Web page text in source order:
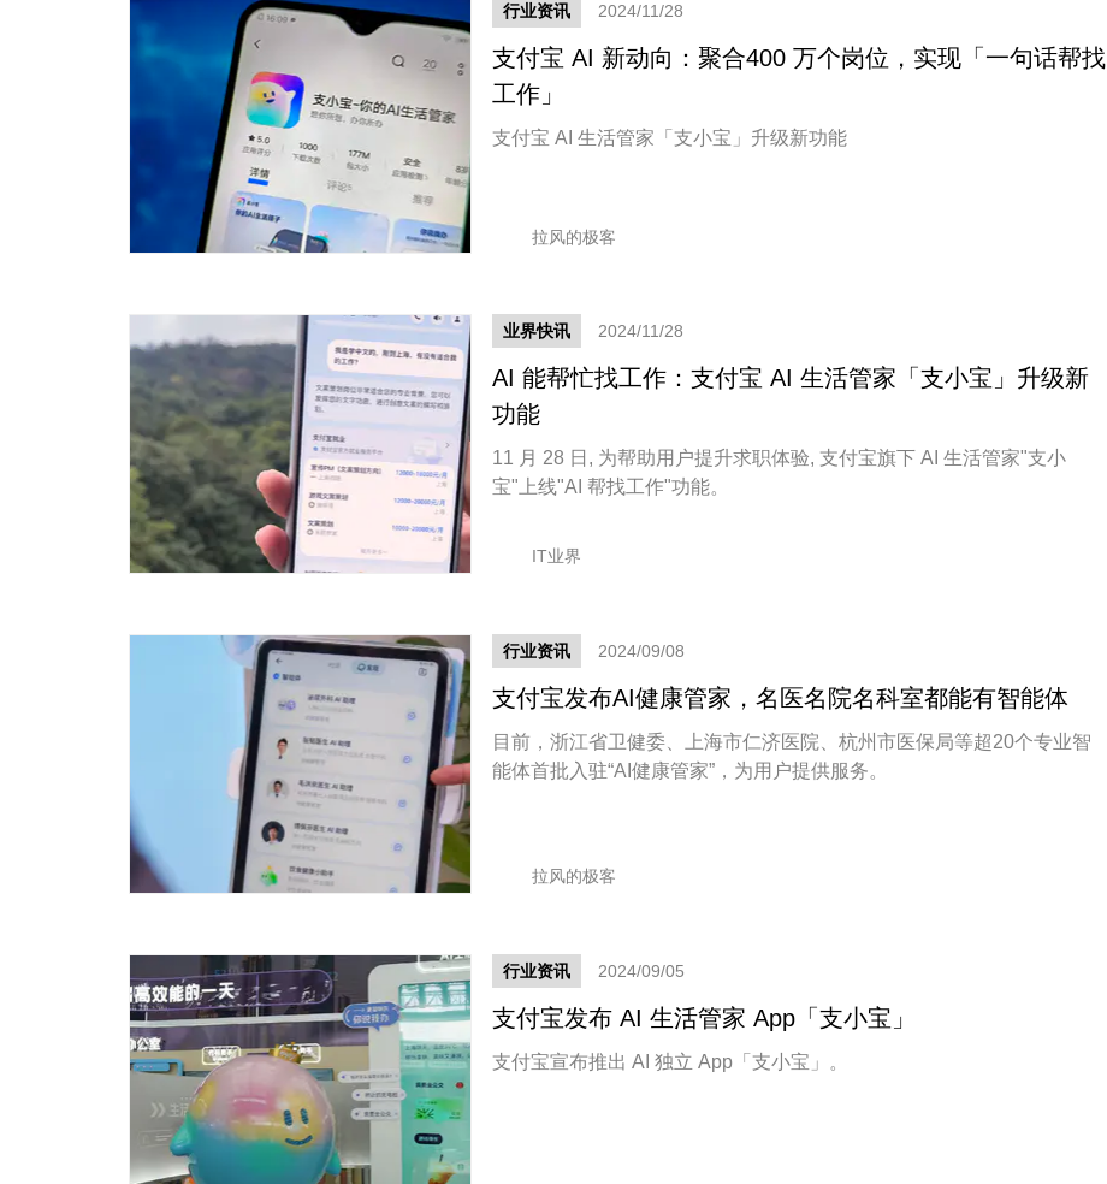
行业资讯 2024/11/28
支付宝 AI 新动向：聚合400 万个岗位，实现「一句话帮找
工作」
支付宝 AI 生活管家「支小宝」升级新功能
拉风的极客
业界快讯 2024/11/28
AI 能帮忙找工作：支付宝 AI 生活管家「支小宝」升级新
功能
11 月 28 日, 为帮助用户提升求职体验, 支付宝旗下 AI 生活管家"支小
宝"上线"AI 帮找工作"功能。
IT业界
行业资讯 2024/09/08
支付宝发布AI健康管家，名医名院名科室都能有智能体
目前，浙江省卫健委、上海市仁济医院、杭州市医保局等超20个专业智
能体首批入驻“AI健康管家”，为用户提供服务。
拉风的极客
行业资讯 2024/09/05
支付宝发布 AI 生活管家 App「支小宝」
支付宝宣布推出 AI 独立 App「支小宝」。